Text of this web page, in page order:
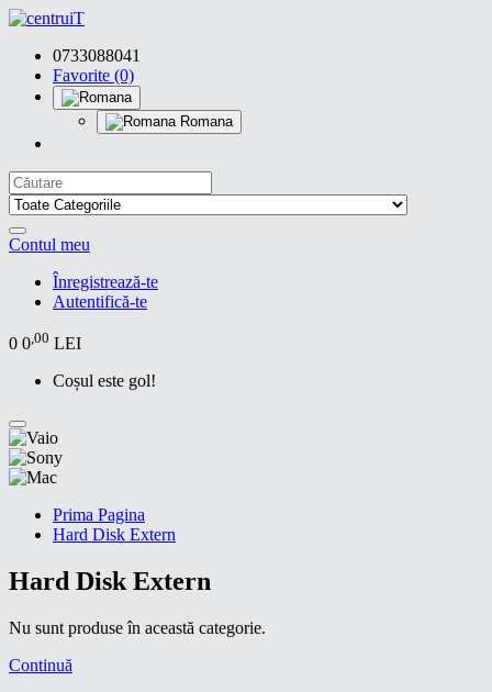
0733088041
Favorite (0)
Romana
Contul meu
Înregistrează-te
Autentifică-te
0 0,00 LEI
Coșul este gol!
Prima Pagina
Hard Disk Extern
Hard Disk Extern
Nu sunt produse în această categorie.
Continuă